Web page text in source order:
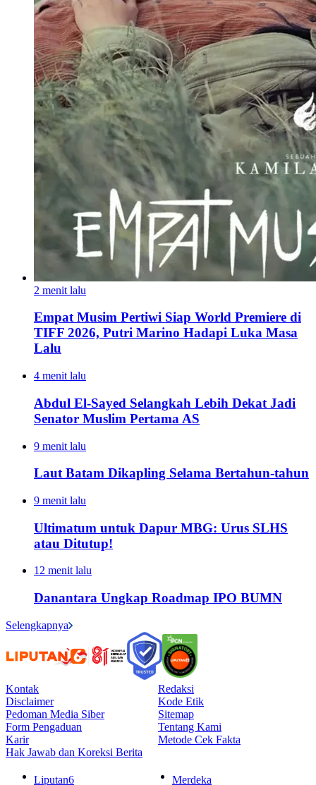
2 menit lalu
Empat Musim Pertiwi Siap World Premiere di
TIFF 2026, Putri Marino Hadapi Luka Masa
Lalu
4 menit lalu
Abdul El-Sayed Selangkah Lebih Dekat Jadi
Senator Muslim Pertama AS
9 menit lalu
Laut Batam Dikapling Selama Bertahun-tahun
9 menit lalu
Ultimatum untuk Dapur MBG: Urus SLHS
atau Ditutup!
12 menit lalu
Danantara Ungkap Roadmap IPO BUMN
Selengkapnya
Kontak
Redaksi
Disclaimer
Kode Etik
Pedoman Media Siber
Sitemap
Form Pengaduan
Tentang Kami
Karir
Metode Cek Fakta
Hak Jawab dan Koreksi Berita
Liputan6 Merdeka